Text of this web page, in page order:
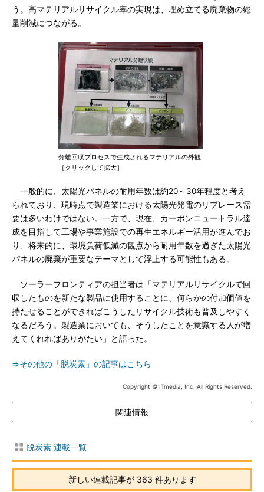
う。高マテリアルリサイクル率の実現は、埋め立てる廃棄物の総
量削減につながる。
分離回収プロセスで生成されるマテリアルの外観
［クリックして拡大］
一般的に、太陽光パネルの耐用年数は約20～30年程度と考え
られており、現時点で製造業における太陽光発電のリプレース需
要は多いわけではない。一方で、現在、カーボンニュートラル達
成を目指して工場や事業施設での再生エネルギー活用が進んでお
り、将来的に、環境負荷低減の観点から耐用年数を過ぎた太陽光
パネルの廃棄が重要なテーマとして浮上する可能性もある。
ソーラーフロンティアの担当者は「マテリアルリサイクルで回
収したものを新たな製品に使用することに、何らかの付加価値を
持たせることができればこうしたリサイクル技術も普及しやすく
なるだろう。製造業においても、そうしたことを意識する人が増
えてくれればありがたい」と語った。
⇒その他の「脱炭素」の記事はこちら
Copyright © ITmedia, Inc. All Rights Reserved.
関連情報
脱炭素 連載一覧
新しい連載記事が 363 件あります